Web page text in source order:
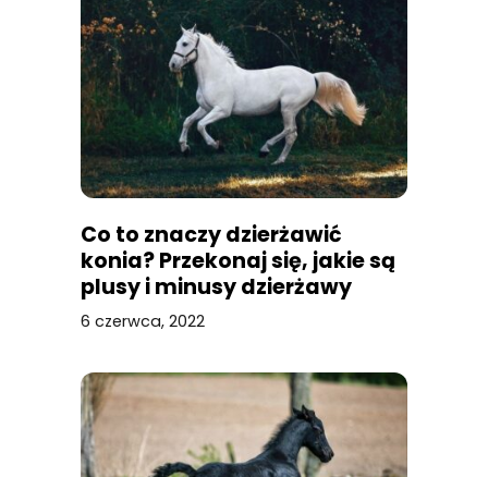
Co to znaczy dzierżawić
konia? Przekonaj się, jakie są
plusy i minusy dzierżawy
konia
6 czerwca, 2022